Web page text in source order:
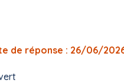
de réponse : 26/06/